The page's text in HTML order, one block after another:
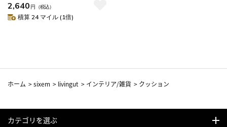
用 カバーのみ シンプル ファス
ナー付き ハンドメイド おしゃ
2,640 円 （税込）
積算 24 マイル (1倍)
ホーム >sixem > livingut > インテリア/雑貨 > クッション
カテゴリを選ぶ